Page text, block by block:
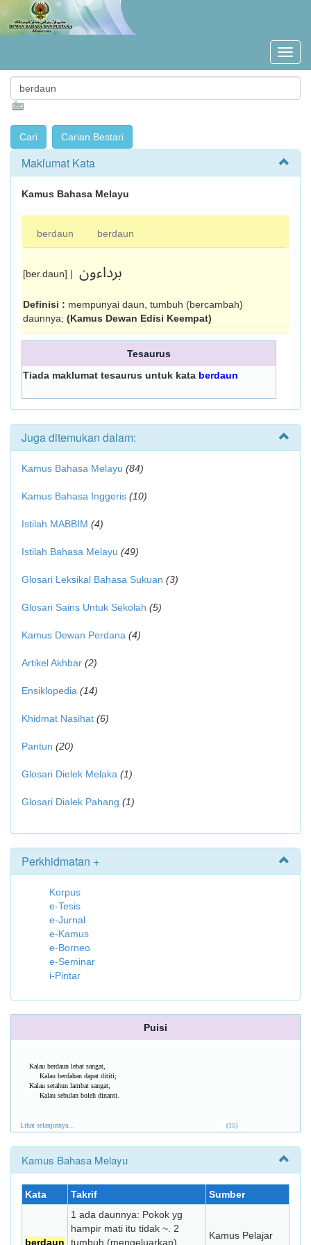
Maklumat Kata
Kamus Bahasa Melayu
berdaun berdaun
[ber.daun] | برداءون
Definisi : mempunyai daun, tumbuh (ber­cambah)
daunnya; (Kamus Dewan Edisi Keempat)
Tesaurus
Tiada maklumat tesaurus untuk kata berdaun
Juga ditemukan dalam:
Kamus Bahasa Melayu (84)
Kamus Bahasa Inggeris (10)
Istilah MABBIM (4)
Istilah Bahasa Melayu (49)
Glosari Leksikal Bahasa Sukuan (3)
Glosari Sains Untuk Sekolah (5)
Kamus Dewan Perdana (4)
Artikel Akhbar (2)
Ensiklopedia (14)
Khidmat Nasihat (6)
Pantun (20)
Glosari Dielek Melaka (1)
Glosari Dialek Pahang (1)
Perkhidmatan +
Korpus
e-Tesis
e-Jurnal
e-Kamus
e-Borneo
e-Seminar
i-Pintar
Puisi
Kalau berdaun lebat sangat,
Kalau berdahan dapat dititi;
Kalau setahun lambat sangat,
Kalau sebulan boleh dinanti.
Lihat selanjutnya... (15)
Kamus Bahasa Melayu
Kata Takrif Sumber
berdaun
1 ada daunnya: Pokok yg
hampir mati itu tidak ~. 2
tumbuh (mengeluarkan)
Kamus Pelajar